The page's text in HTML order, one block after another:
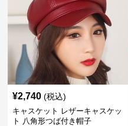
¥2,740 (税込)
キャスケット レザーキャスケッ
ト 八角形つば付き帽子